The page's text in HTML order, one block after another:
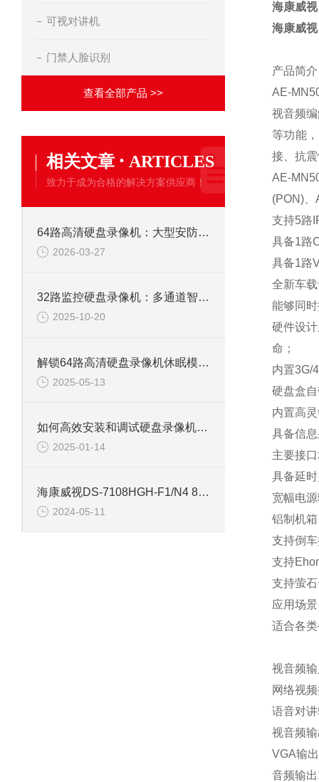
可视对讲机
门禁人脸识别
查看全部产品 >>
相关文章 · ARTICLES
致力于成为合格的解决方案供应商！
64路高清硬盘录像机：大型安防监控系统的核心存储解决方案
2026-03-27
32路监控硬盘录像机：多通道智能监控，构筑全域安全防线
2025-10-20
解锁64路高清硬盘录像机休眠模式的多重优势
2025-05-13
如何高效安装和调试硬盘录像机：专业教程
2025-01-14
海康威视DS-7108HGH-F1/N4 8路单盘位同轴硬盘录像机
2024-05-11
海康威
海康威
产品简
AE-
视音频
等功能
接、抗
AE-
(PON)、
支持5路
具备1路
具备1路
全新车
能够同
硬件设
命；
内置3G/
硬盘盒
内置高
具备信
主要接
具备延
宽幅电
铝制机
支持倒
支持
支持萤
应用场景
适合各
视音频
网络视
语音对
视音频
VGA输
音频输